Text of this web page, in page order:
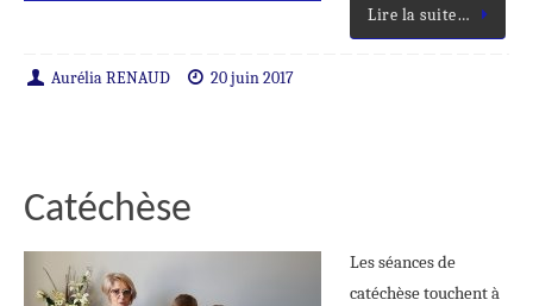
Lire la suite…
Aurélia RENAUD 20 juin 2017
Catéchèse
Les séances de
catéchèse touchent à